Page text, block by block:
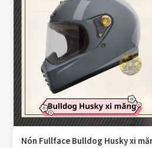
Nón Fullface Bulldog Husky xi